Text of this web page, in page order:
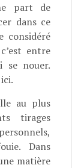
part de
dans ce
considéré
entre
nouer.
au plus
tirages
Dans
matière